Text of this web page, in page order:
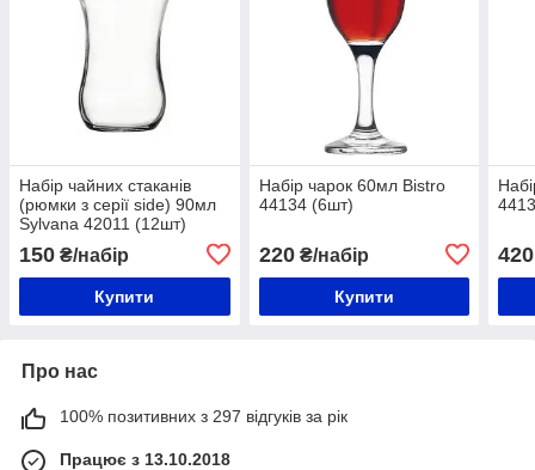
Набір чайних стаканів
(рюмки з серії side) 90мл
Sylvana 42011 (12шт)
150 ₴/набір
Купити
Набір чарок 60мл Bistro
44134 (6шт)
220₴/набір
Купити
420
Про нас
100% позитивних з 297 відгуків за рік
Працює з 13.10.2018